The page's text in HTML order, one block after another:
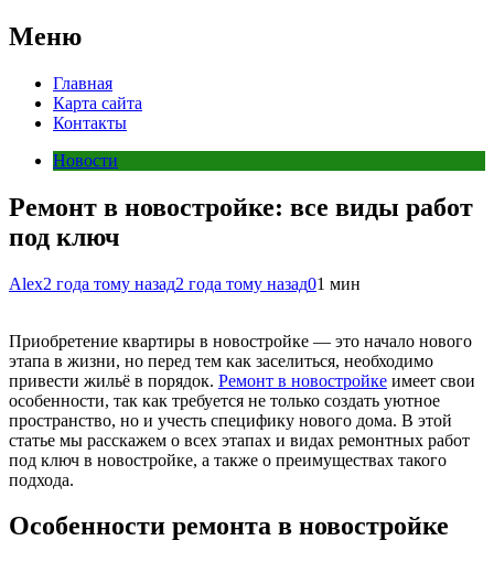
Меню
Главная
Карта сайта
Контакты
Новости
Ремонт в новостройке: все виды работ
под ключ
Alex2 года тому назад2 года тому назад01 мин
Приобретение квартиры в новостройке — это начало нового
этапа в жизни, но перед тем как заселиться, необходимо
привести жильё в порядок. Ремонт в новостройке имеет свои
особенности, так как требуется не только создать уютное
пространство, но и учесть специфику нового дома. В этой
статье мы расскажем о всех этапах и видах ремонтных работ
под ключ в новостройке, а также о преимуществах такого
подхода.
Особенности ремонта в новостройке